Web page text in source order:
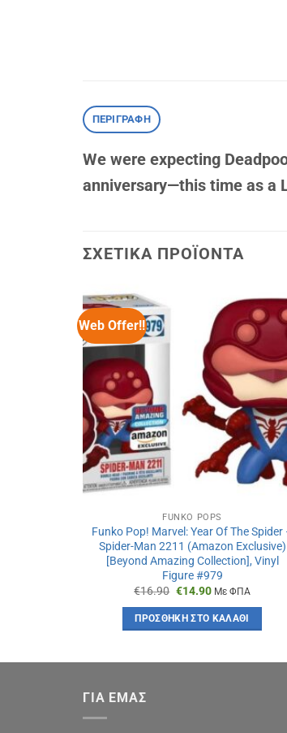
ΠΕΡΙΓΡΑΦΉ
We were expecting
anniversary—this time as a
ΣΧΕΤΙΚΆ ΠΡΟΪΌΝΤΑ
Web Offer!!
FUNKO POPS
Funko Pop! Marvel: Year Of The Spider
Spider-Man 2211 (Amazon Exclusive)
[Beyond Amazing Collection], Vinyl
Figure #979
€16.90 Original
was:
€16.90.
€14.90Η
τιμή
είναι:
Με ΦΠΑ
ΠΡΟΣΘΉΚΗ ΣΤΟ ΚΑΛΆΘΙ
ΓΙΑ ΕΜΑΣ